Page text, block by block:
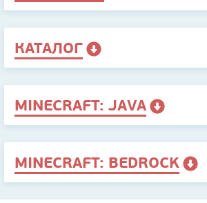
КАТАЛОГ
MINECRAFT: JAVA
MINECRAFT: BEDROCK